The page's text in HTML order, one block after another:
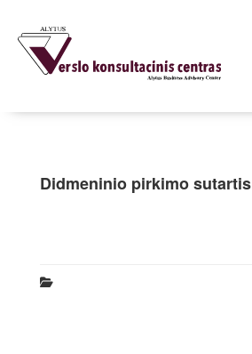
Didmeninio pirkimo sutartis